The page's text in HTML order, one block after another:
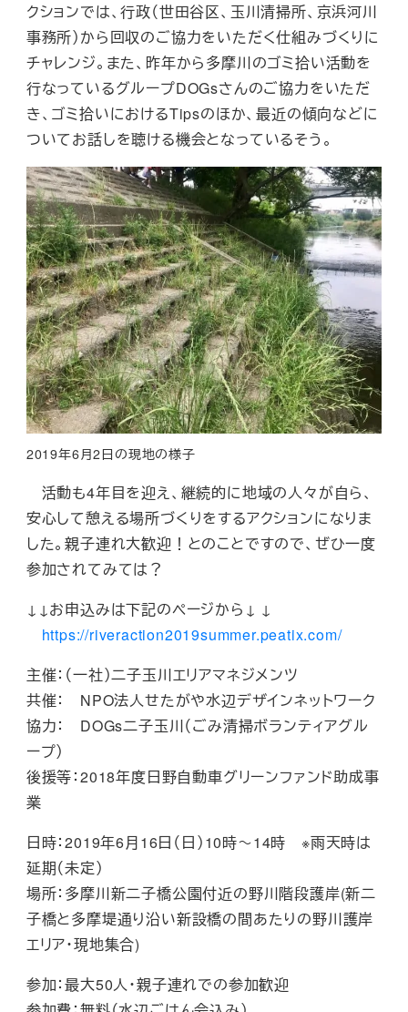
クションでは、行政（世田谷区、玉川清掃所、京浜河川
事務所）から回収のご協力をいただく仕組みづくりに
チャレンジ。また、昨年から多摩川のゴミ拾い活動を
行なっているグループDOGsさんのご協力をいただ
き、ゴミ拾いにおけるTipsのほか、最近の傾向などに
ついてお話しを聴ける機会となっているそう。
2019年6月2日の現地の様子
活動も4年目を迎え、継続的に地域の人々が自ら、
安心して憩える場所づくりをするアクションになりま
した。親子連れ大歓迎！とのことですので、ぜひ一度
参加されてみては？
↓↓お申込みは下記のページから↓ ↓
https://riveraction2019summer.peatix.com/
主催：（一社）二子玉川エリアマネジメンツ
共催： NPO法人せたがや水辺デザインネットワーク
協力： DOGs二子玉川（ごみ清掃ボランティアグル
ープ）
後援等：2018年度日野自動車グリーンファンド助成事
業
日時：2019年6月16日（日）10時～14時 ※雨天時は
延期（未定）
場所：多摩川新二子橋公園付近の野川階段護岸(新二
子橋と多摩堤通り沿い新設橋の間あたりの野川護岸
エリア・現地集合)
参加：最大50人・親子連れでの参加歓迎